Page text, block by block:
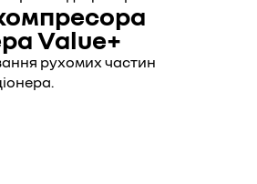
Value+
рухомих частин